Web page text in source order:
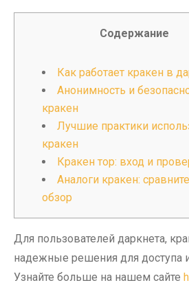
Содержание
Как работает кракен в
Анонимность и
кракен
Лучшие практики
кракен
Кракен тор: вход и
Аналоги кракен:
обзор
Для пользователей даркнета,
надежные решения для доступа
Узнайте больше на нашем сайте